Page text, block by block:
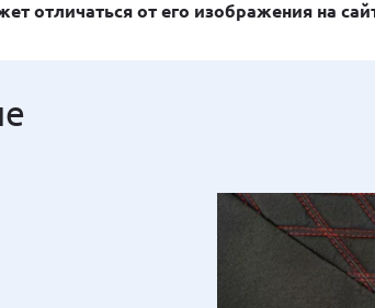
отличаться от его изображения на